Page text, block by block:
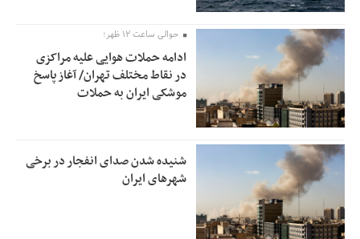
حوالی ساعت ۱۲ ظهر؛
ادامه حملات هوایی علیه مراکزی
در نقاط مختلف تهران/ آغاز پاسخ
موشکی ایران به حملات
شنیده شدن صدای انفجار در برخی
شهرهای ایران